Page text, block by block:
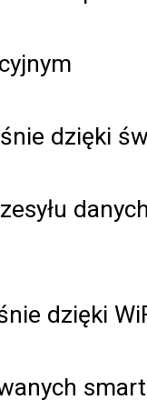
dzięki
dzięki